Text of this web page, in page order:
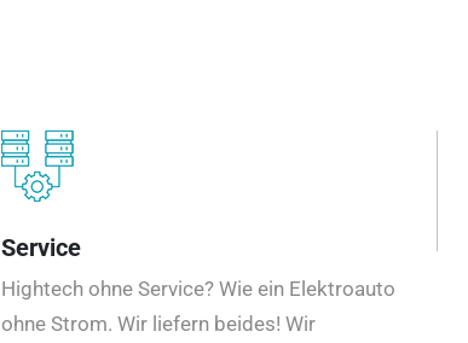
Service
Hightech ohne Service? Wie ein Elektroauto
ohne Strom. Wir liefern beides! Wir